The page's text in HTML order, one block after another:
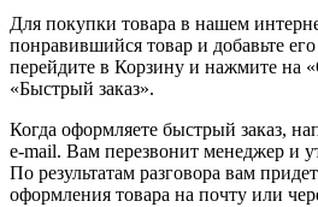
Для покупки товара в нашем
понравившийся товар и добавьте
перейдите в Корзину и нажмите на
«Быстрый заказ».
Когда оформляете быстрый заказ,
e-mail. Вам перезвонит менеджер и
По результатам разговора вам
оформления товара на почту или